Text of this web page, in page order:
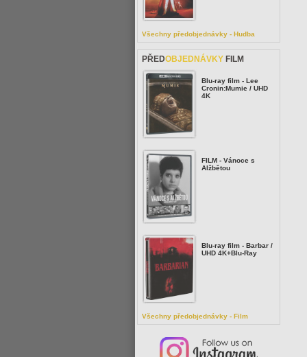
Všechny předobjednávky - Hudba
PŘEDOBJEDNÁVKY FILM
Blu-ray film - Lee
Cronin:Mumie / UHD
4K
FILM - Vánoce s
Alžbětou
Blu-ray film - Barbar /
UHD 4K+Blu-Ray
Všechny předobjednávky - Film